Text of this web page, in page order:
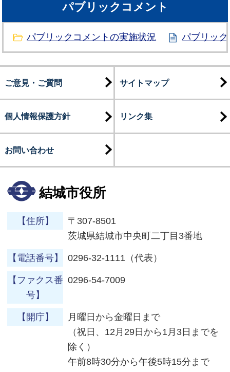
パブリックコメント
パブリックコメントの実施状況 パブリッ
ご意見・ご質問 サイトマップ
個人情報保護方針 リンク集
お問い合わせ
結城市役所
【住所】
〒307-8501
茨城県結城市中央町二丁目3番地
【電話番号】 0296-32-1111（代表）
【ファクス番
号】
0296-54-7009
【開庁】
月曜日から金曜日まで
（祝日、12月29日から1月3日までを
除く）
午前8時30分から午後5時15分まで